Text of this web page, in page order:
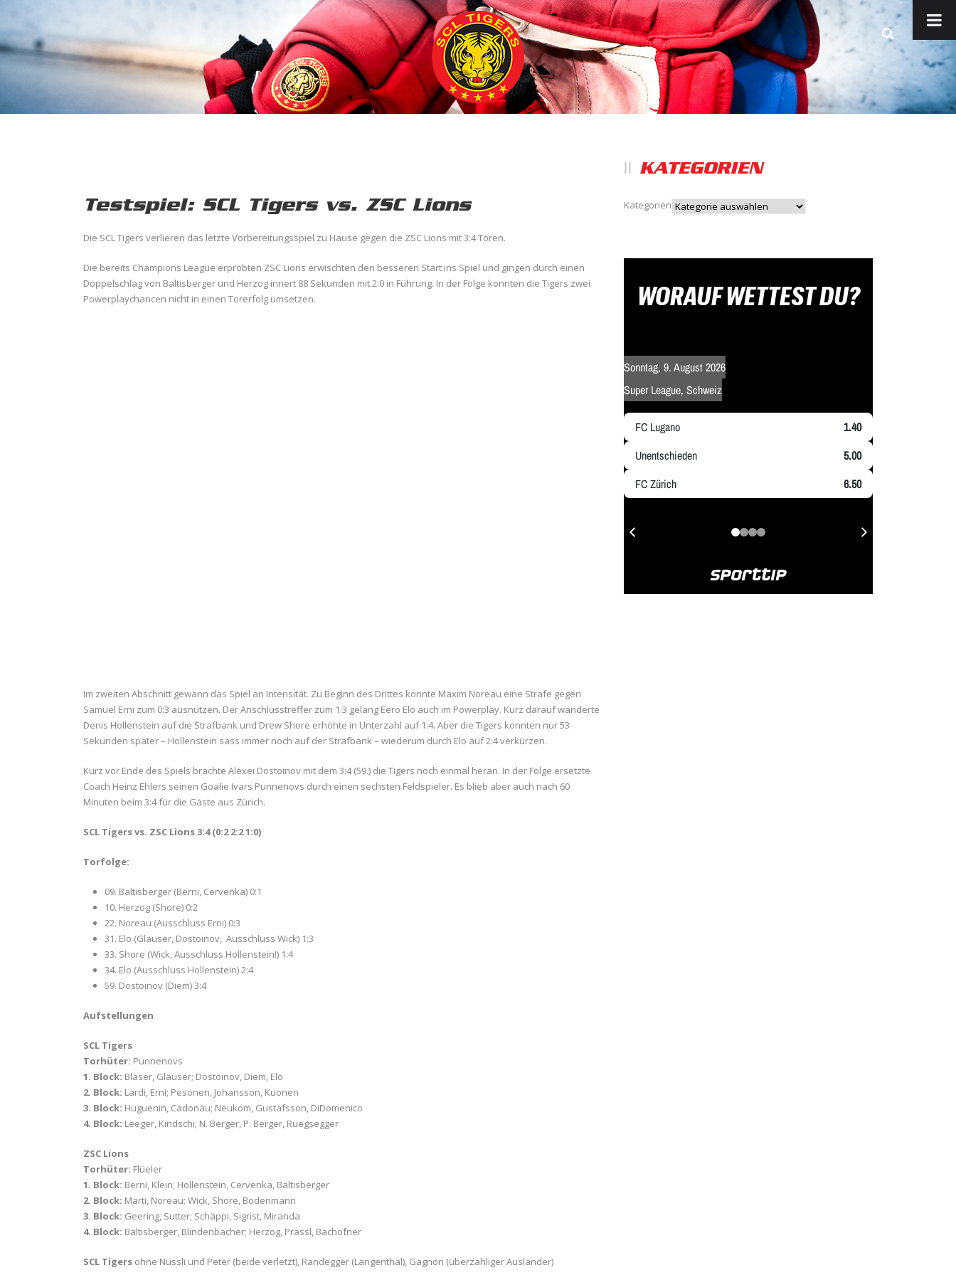
Testspiel: SCL Tigers vs. ZSC Lions
Die SCL Tigers verlieren das letzte Vorbereitungsspiel zu Hause gegen die ZSC Lions mit 3:4 Toren.
Die bereits Champions League erprobten ZSC Lions erwischten den besseren Start ins Spiel und gingen durch einen
Doppelschlag von Baltisberger und Herzog innert 88 Sekunden mit 2:0 in Führung. In der Folge konnten die Tigers zwei
Powerplaychancen nicht in einen Torerfolg umsetzen.
Im zweiten Abschnitt gewann das Spiel an Intensität. Zu Beginn des Drittes konnte Maxim Noreau eine Strafe gegen
Samuel Erni zum 0:3 ausnützen. Der Anschlusstreffer zum 1:3 gelang Eero Elo auch im Powerplay. Kurz darauf wanderte
Denis Hollenstein auf die Strafbank und Drew Shore erhöhte in Unterzahl auf 1:4. Aber die Tigers konnten nur 53
Sekunden später – Hollenstein sass immer noch auf der Strafbank – wiederum durch Elo auf 2:4 verkürzen.
Kurz vor Ende des Spiels brachte Alexei Dostoinov mit dem 3:4 (59.) die Tigers noch einmal heran. In der Folge ersetzte
Coach Heinz Ehlers seinen Goalie Ivars Punnenovs durch einen sechsten Feldspieler. Es blieb aber auch nach 60
Minuten beim 3:4 für die Gäste aus Zürich.
SCL Tigers vs. ZSC Lions 3:4 (0:2 2:2 1:0)
Torfolge:
09. Baltisberger (Berni, Cervenka) 0:1
10. Herzog (Shore) 0:2
22. Noreau (Ausschluss Erni) 0:3
31. Elo (Glauser, Dostoinov, Ausschluss Wick) 1:3
33. Shore (Wick, Ausschluss Hollenstein!) 1:4
34. Elo (Ausschluss Hollenstein) 2:4
59. Dostoinov (Diem) 3:4
Aufstellungen
SCL Tigers
Torhüter: Punnenovs
1. Block: Blaser, Glauser; Dostoinov, Diem, Elo
2. Block: Lardi, Erni; Pesonen, Johansson, Kuonen
3. Block: Huguenin, Cadonau; Neukom, Gustafsson, DiDomenico
4. Block: Leeger, Kindschi; N. Berger, P. Berger, Rüegsegger
ZSC Lions
Torhüter: Flüeler
1. Block: Berni, Klein; Hollenstein, Cervenka, Baltisberger
2. Block: Marti, Noreau; Wick, Shore, Bodenmann
3. Block: Geering, Sutter; Schäppi, Sigrist, Miranda
4. Block: Baltisberger, Blindenbacher; Herzog, Prassl, Bachofner
SCL Tigers ohne Nüssli und Peter (beide verletzt), Randegger (Langenthal), Gagnon (überzähliger Ausländer)
KATEGORIEN
Kategorien